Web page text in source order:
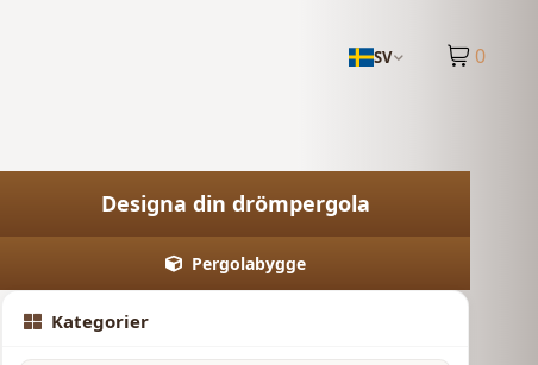
SV 0
Designa din drömpergola
Pergolabygge
Kategorier